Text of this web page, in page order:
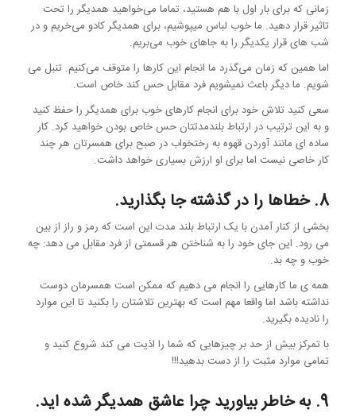
زمانی که برای بار اول با هم هستید، تماما می‌خواهید همدیگر را تحت
تاثیر قرار دهید. ما خوب لباس میپوشیم، برای همدیگر کادو می‌خریم و در
شب های قرار یکدیگر را به جاهای خوب می‌بریم.
اما همین که زمان می‌گذرد ما انجام این کارها را متوقف می‌کنیم. تنبل می
شویم. ما دیگر باعث نمیشویم فرد مقابل حس کند خاص است.
سعی کنید تلاش خود برای انجام کارهای خوب برای همدیگر را حفظ کنید
و به این ترتیب در ارتباط بلندمدتتان حس خاص بودن خواهید کرد. کار
ساده ای مانند آوردن قهوه به رختخواب در صبح برای همسرتان هر چند
کار خاصی نیست اما برای او ارزش بسیاری خواهد داشت.
8. خطاها را در گذشته جا بگذارید.
بخشی از کنار آمدن با یک ارتباط بلند مدت این است که رمز و راز از بین
می رود. این جای خود را به شناختن هر قسمتی از فرد مقابل می دهد: چه
خوب و چه بد.
همه ی ما کارهایی را انجام می دهیم که ممکن است همسرمان دوست
نداشته باشد اما واقعا مهم است که بهترین تلاشتان را بکنید تا این موارد
را نادیده بگیرید.
با تمرکز بیش از حد بر چیزهایی که شما را اذیت می کند شروع کنید و
تمامی موارد مثبت را از دست بدهید!!!
9. به خاطر بیاورید چرا عاشق همدیگر شده اید.